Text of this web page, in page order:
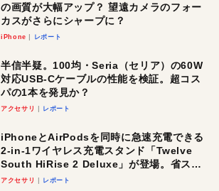
の画質が大幅アップ？ 望遠カメラのフォー
カスがさらにシャープに？
iPhone レポート
半信半疑。100均・Seria（セリア）の60W
対応USB-Cケーブルの性能を検証。超コス
パの1本を発見か？
アクセサリ レポート
iPhoneとAirPodsを同時に急速充電できる
2-in-1ワイヤレス充電スタンド「Twelve
South HiRise 2 Deluxe」が登場。省スペ
ースでおしゃれに充電したい人にオスス
アクセサリ レポート